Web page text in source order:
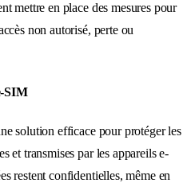
mettre en place des mesures pour
non autorisé, perte ou
SIM
solution efficace pour protéger les
et transmises par les appareils e-
restent confidentielles, même en